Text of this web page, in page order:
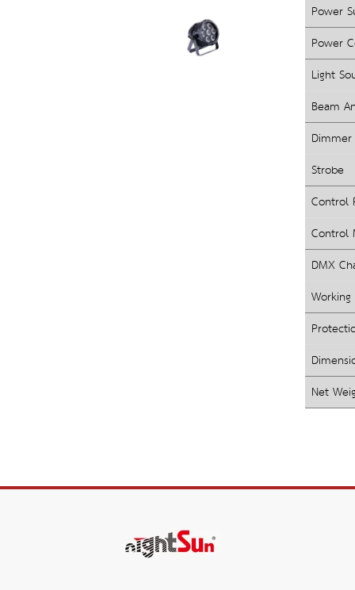
Power
Power
Light
Beam
Dimmer
Strobe
Control
Control
DMX
Net